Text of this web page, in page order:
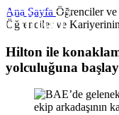
Ana Sayfa Öğrenciler
Öğrenciler ve
Hilton ile
yolculuğuna